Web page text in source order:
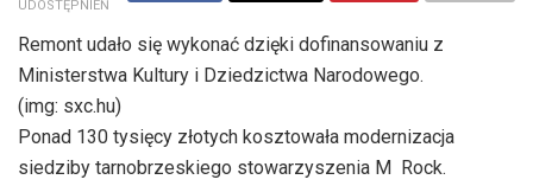
UDOSTĘPNIEŃ
Remont udało się wykonać dzięki dofinansowaniu z
Ministerstwa Kultury i Dziedzictwa Narodowego.
(img: sxc.hu)
Ponad 130 tysięcy złotych kosztowała modernizacja
siedziby tarnobrzeskiego stowarzyszenia M  Rock.